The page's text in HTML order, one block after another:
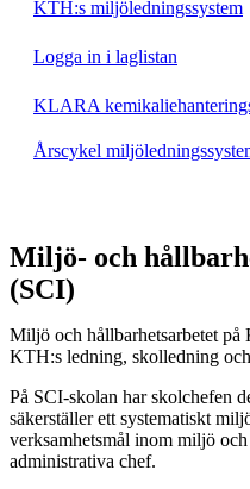
KTH:s miljöledningssystem
Logga in i laglistan
KLARA
Årscykel
Miljö- och
(SCI)
Miljö och hållbarhetsarbetet
KTH:s ledning, skolledning
På SCI-skolan har skolchefen
säkerställer ett systematiskt
verksamhetsmål inom miljö
administrativa chef.